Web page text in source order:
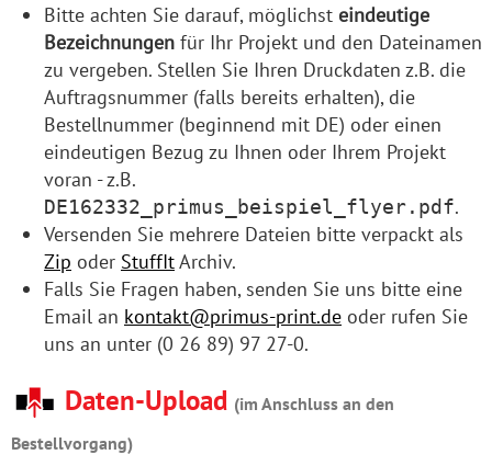
Bitte achten Sie darauf, möglichst eindeutige
Bezeichnungen für Ihr Projekt und den Dateinamen
zu vergeben. Stellen Sie Ihren Druckdaten z.B. die
Auftragsnummer (falls bereits erhalten), die
Bestellnummer (beginnend mit DE) oder einen
eindeutigen Bezug zu Ihnen oder Ihrem Projekt
voran - z.B.
DE162332_primus_beispiel_flyer.pdf.
Versenden Sie mehrere Dateien bitte verpackt als
Zip oder StuffItArchiv.
Falls Sie Fragen haben, senden Sie uns bitte eine
Email an kontakt@primus-print.de oder rufen Sie
uns an unter (0 26 89) 97 27-0.
Daten-Upload (im Anschluss an den
Bestellvorgang)